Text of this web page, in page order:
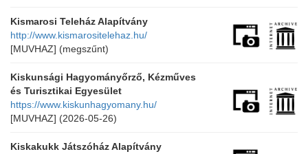
Kismarosi Teleház Alapítvány
http://www.kismarositelehaz.hu/
[MUVHAZ] (megszűnt)
Kiskunsági Hagyományőrző, Kézműves
és Turisztikai Egyesület
https://www.kiskunhagyomany.hu/
[MUVHAZ] (2026-05-26)
Kiskakukk Játszóház Alapítvány